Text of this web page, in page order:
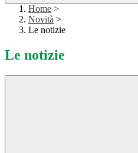
Home >
Novità >
Le notizie
Le notizie